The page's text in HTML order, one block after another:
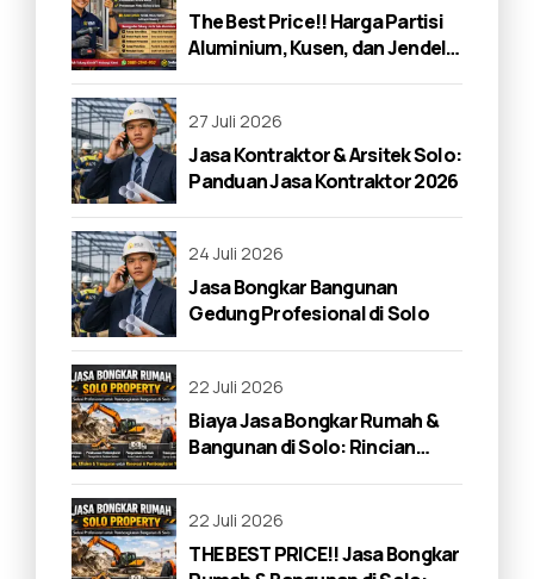
The Best Price!! Harga Partisi
Aluminium, Kusen, dan Jendela
27 Juli 2026
Jasa Kontraktor & Arsitek Solo:
Panduan Jasa Kontraktor 2026
24 Juli 2026
Jasa Bongkar Bangunan
Gedung Profesional di Solo
22 Juli 2026
Biaya Jasa Bongkar Rumah &
Bangunan di Solo: Rincian
22 Juli 2026
THE BEST PRICE!! Jasa Bongkar